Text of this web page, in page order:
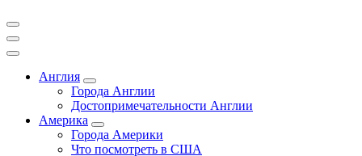
Англия
Города Англии
Достопримечательности Англии
Америка
Города Америки
Что посмотреть в США